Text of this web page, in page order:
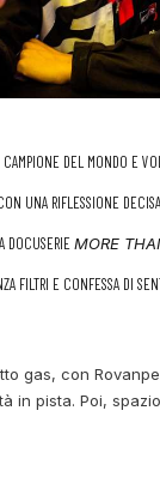
CAMPIONE DEL MONDO E
UNA RIFLESSIONE
DOCUSERIEMORE
FILTRI E CONFESSA DI
gas, con
in pista. Poi,